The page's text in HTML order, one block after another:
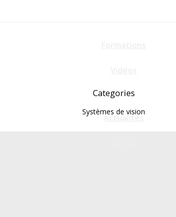
Actualités
Categories
Systèmes de vision